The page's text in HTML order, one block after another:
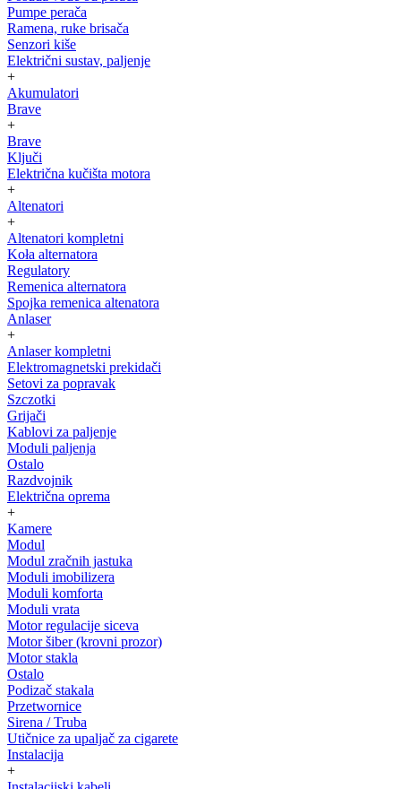
Pumpe perača
Ramena, ruke brisača
Senzori kiše
Električni sustav, paljenje
+
Akumulatori
Brave
+
Brave
Ključi
Električna kučišta motora
+
Altenatori
+
Altenatori kompletni
Koła alternatora
Regulatory
Remenica alternatora
Spojka remenica altenatora
Anlaser
+
Anlaser kompletni
Elektromagnetski prekidači
Setovi za popravak
Szczotki
Grijači
Kablovi za paljenje
Moduli paljenja
Ostalo
Razdvojnik
Električna oprema
+
Kamere
Modul
Modul zračnih jastuka
Moduli imobilizera
Moduli komforta
Moduli vrata
Motor regulacije siceva
Motor šiber (krovni prozor)
Motor stakla
Ostalo
Podizač stakala
Przetwornice
Sirena / Truba
Utičnice za upaljač za cigarete
Instalacija
+